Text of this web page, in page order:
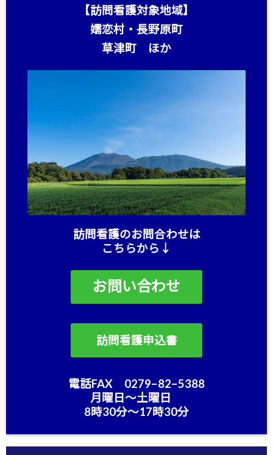
【訪問看護対象地域】
嬬恋村・長野原町
草津町 ほか
訪問看護のお問合わせは
こちらから↓
お問い合わせ
訪問看護申込書
電話FAX 0279−82−5388
月曜日〜土曜日
8時30分〜17時30分